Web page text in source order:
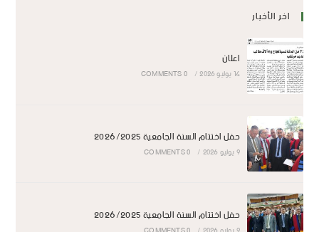
اخر الأخبار
اعلان
14 يوليو 2026 /
0 COMMENTS
حفل اختتام السنة الجامعية 2026/2025
9 يوليو 2026 /
0 COMMENTS
حفل اختتام السنة الجامعية 2026/2025